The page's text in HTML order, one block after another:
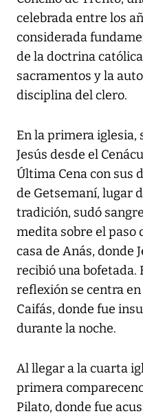
celebrada entre los
considerada
de la doctrina
sacramentos y la
disciplina del clero.
En la primera iglesia,
Jesús desde el
Última Cena con sus
de Getsemaní, lugar
tradición, sudó
medita sobre el paso
casa de Anás, donde
recibió una bofetada.
reflexión se centra
Caifás, donde fue
durante la noche.
Al llegar a la cuarta
primera
Pilato, donde fue